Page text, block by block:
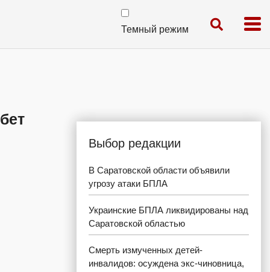
Темный режим
Выбор редакции
В Саратовской области объявили
угрозу атаки БПЛА
Украинские БПЛА ликвидированы над
Саратовской областью
Смерть измученных детей-
инвалидов: осуждена экс-чиновница,